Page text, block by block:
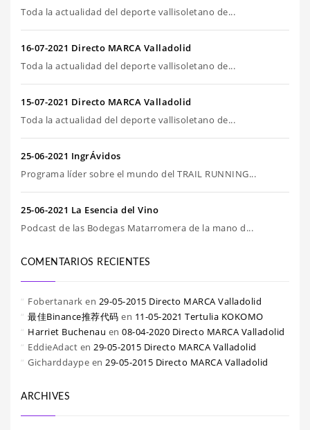
Toda la actualidad del deporte vallisoletano de...
16-07-2021 Directo MARCA Valladolid
Toda la actualidad del deporte vallisoletano de...
15-07-2021 Directo MARCA Valladolid
Toda la actualidad del deporte vallisoletano de...
25-06-2021 IngrÁvidos
Programa líder sobre el mundo del TRAIL RUNNING...
25-06-2021 La Esencia del Vino
Podcast de las Bodegas Matarromera de la mano d...
COMENTARIOS RECIENTES
Fobertanark en 29-05-2015 Directo MARCA Valladolid
最佳Binance推荐代码 en 11-05-2021 Tertulia KOKOMO
Harriet Buchenau en 08-04-2020 Directo MARCA Valladolid
EddieAdact en 29-05-2015 Directo MARCA Valladolid
Gicharddaype en 29-05-2015 Directo MARCA Valladolid
ARCHIVES